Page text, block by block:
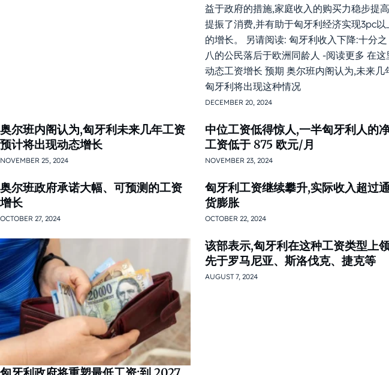
益于政府的措施,家庭收入的购买力稳步提
提振了消费,并有助于匈牙利经济实现3pc以
的增长。 另请阅读: 匈牙利收入下降:十分之
八的公民落后于欧洲同龄人 -阅读更多 在这
动态工资增长 预期 奥尔班内阁认为,未来几
匈牙利将出现这种情况
DECEMBER 20, 2024
奥尔班内阁认为,匈牙利未来几年工资
预计将出现动态增长
NOVEMBER 25, 2024
中位工资低得惊人,一半匈牙利人的
工资低于 875 欧元/月
NOVEMBER 23, 2024
奥尔班政府承诺大幅、可预测的工资
增长
OCTOBER 27, 2024
匈牙利工资继续攀升,实际收入超过
货膨胀
OCTOBER 22, 2024
该部表示,匈牙利在这种工资类型上
先于罗马尼亚、斯洛伐克、捷克等
AUGUST 7, 2024